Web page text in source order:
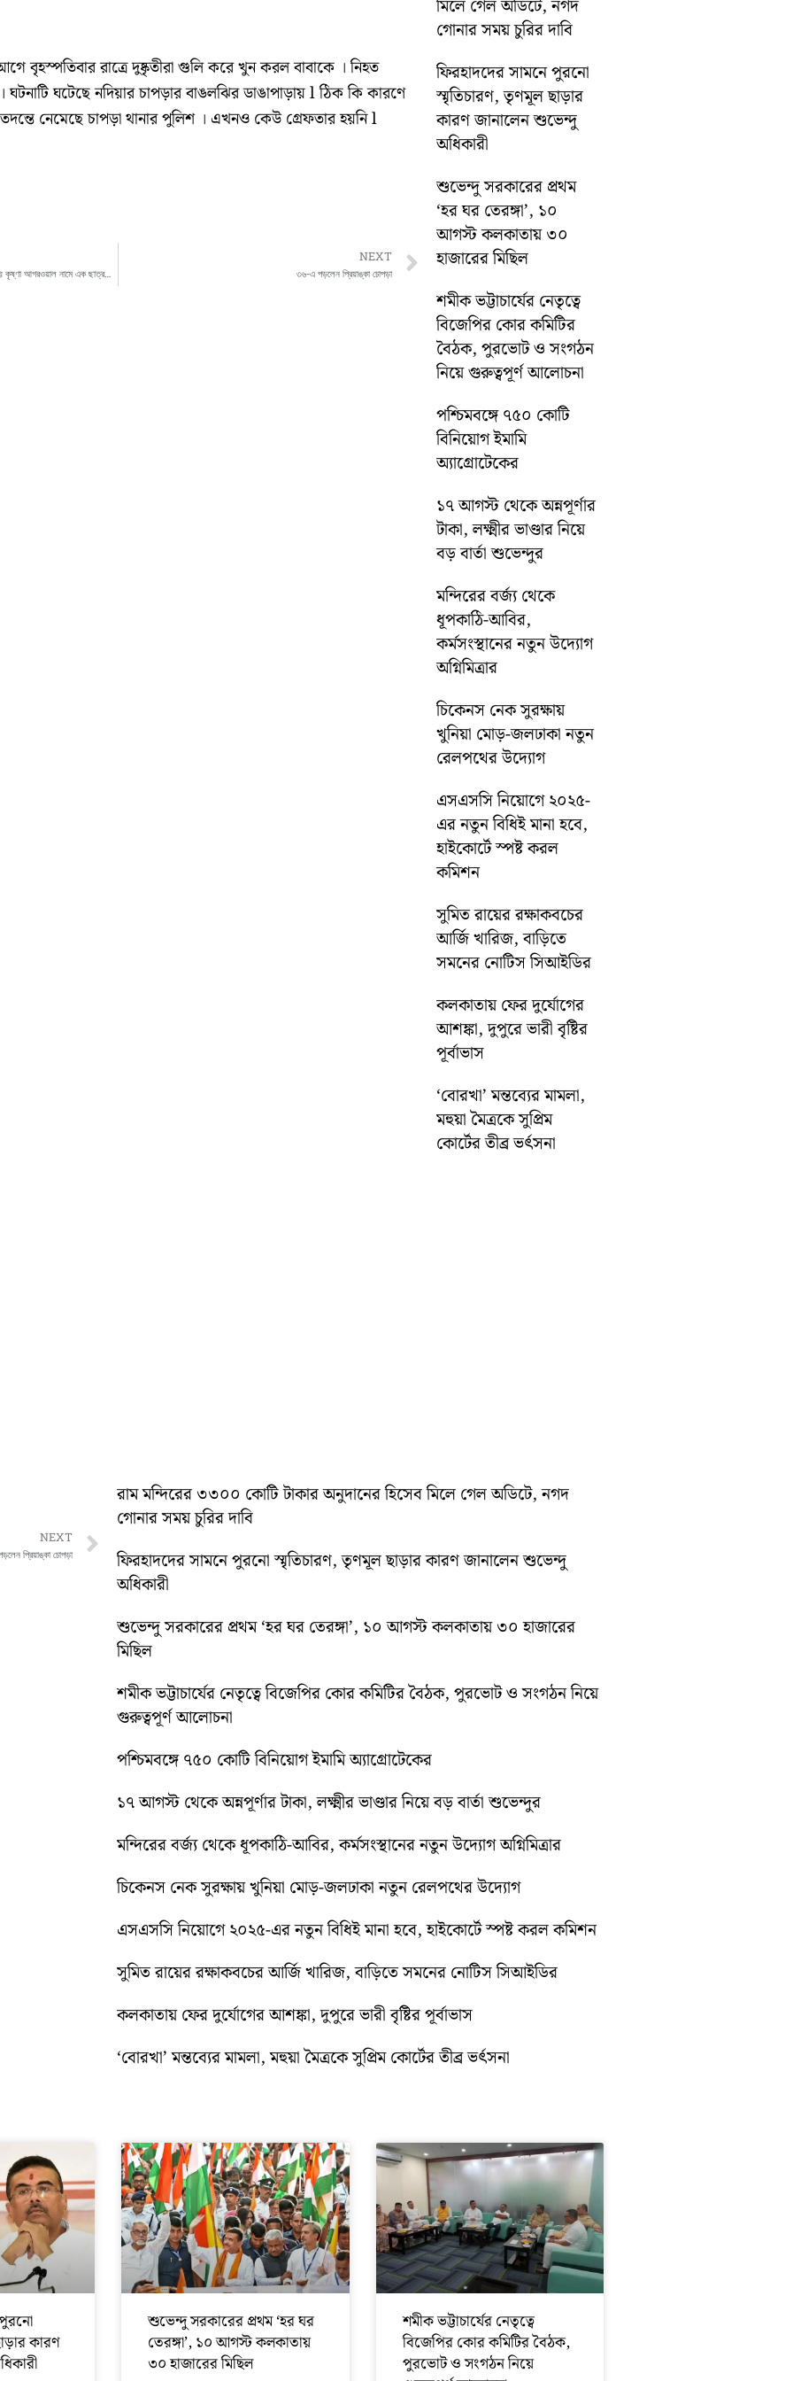
বৃহস্পতিবার রাত্রে দুষ্কৃতীরা গুলি করে খুন করল বাবাকে । নিহত
ঘটেছে নদিয়ার চাপড়ার বাঙলঝির ডাঙাপাড়ায় l ঠিক কি কারণে
নেমেছে চাপড়া থানার পুলিশ । এখনও কেউ গ্রেফতার হয়নি l
বহরমপুরে গীতারাম অ্যাকাডেমির একাদশ শ্রেণীর অভয় কৃষ্ণা আগরওয়াল নামে এক ছাত্রকে বেধরক মারধর ভ্যাইস প্রিন্সিপালের
NEXT
৩৬-এ পড়লেন প্রিয়াঙ্কা চোপড়া Next
মিলে গেল অডিটে, নগদ
গোনার সময় চুরির দাবি
ফিরহাদদের সামনে পুরনো
স্মৃতিচারণ, তৃণমূল ছাড়ার
কারণ জানালেন শুভেন্দু
অধিকারী
শুভেন্দু সরকারের প্রথম
‘হর ঘর তেরঙ্গা’, ১০
আগস্ট কলকাতায় ৩০
হাজারের মিছিল
শমীক ভট্টাচার্যের নেতৃত্বে
বিজেপির কোর কমিটির
বৈঠক, পুরভোট ও সংগঠন
নিয়ে গুরুত্বপূর্ণ আলোচনা
পশ্চিমবঙ্গে ৭৫০ কোটি
বিনিয়োগ ইমামি
অ্যাগ্রোটেকের
১৭ আগস্ট থেকে অন্নপূর্ণার
টাকা, লক্ষ্মীর ভাণ্ডার নিয়ে
বড় বার্তা শুভেন্দুর
মন্দিরের বর্জ্য থেকে
ধূপকাঠি-আবির,
কর্মসংস্থানের নতুন উদ্যোগ
অগ্নিমিত্রার
চিকেনস নেক সুরক্ষায়
খুনিয়া মোড়-জলঢাকা নতুন
রেলপথের উদ্যোগ
এসএসসি নিয়োগে ২০২৫-
এর নতুন বিধিই মানা হবে,
হাইকোর্টে স্পষ্ট করল
কমিশন
সুমিত রায়ের রক্ষাকবচের
আর্জি খারিজ, বাড়িতে
সমনের নোটিস সিআইডির
কলকাতায় ফের দুর্যোগের
আশঙ্কা, দুপুরে ভারী বৃষ্টির
পূর্বাভাস
‘বোরখা’ মন্তব্যের মামলা,
মহুয়া মৈত্রকে সুপ্রিম
কোর্টের তীব্র ভর্ৎসনা
NEXT
প্রিয়াঙ্কা চোপড়া Next
রাম মন্দিরের ৩৩০০ কোটি টাকার অনুদানের হিসেব মিলে গেল অডিটে, নগদ
গোনার সময় চুরির দাবি
ফিরহাদদের সামনে পুরনো স্মৃতিচারণ, তৃণমূল ছাড়ার কারণ জানালেন শুভেন্দু
অধিকারী
শুভেন্দু সরকারের প্রথম ‘হর ঘর তেরঙ্গা’, ১০ আগস্ট কলকাতায় ৩০ হাজারের
মিছিল
শমীক ভট্টাচার্যের নেতৃত্বে বিজেপির কোর কমিটির বৈঠক, পুরভোট ও সংগঠন নিয়ে
গুরুত্বপূর্ণ আলোচনা
পশ্চিমবঙ্গে ৭৫০ কোটি বিনিয়োগ ইমামি অ্যাগ্রোটেকের
১৭ আগস্ট থেকে অন্নপূর্ণার টাকা, লক্ষ্মীর ভাণ্ডার নিয়ে বড় বার্তা শুভেন্দুর
মন্দিরের বর্জ্য থেকে ধূপকাঠি-আবির, কর্মসংস্থানের নতুন উদ্যোগ অগ্নিমিত্রার
চিকেনস নেক সুরক্ষায় খুনিয়া মোড়-জলঢাকা নতুন রেলপথের উদ্যোগ
এসএসসি নিয়োগে ২০২৫-এর নতুন বিধিই মানা হবে, হাইকোর্টে স্পষ্ট করল কমিশন
সুমিত রায়ের রক্ষাকবচের আর্জি খারিজ, বাড়িতে সমনের নোটিস সিআইডির
কলকাতায় ফের দুর্যোগের আশঙ্কা, দুপুরে ভারী বৃষ্টির পূর্বাভাস
‘বোরখা’ মন্তব্যের মামলা, মহুয়া মৈত্রকে সুপ্রিম কোর্টের তীব্র ভর্ৎসনা
কারণ
শুভেন্দু সরকারের প্রথম ‘হর ঘর
তেরঙ্গা’, ১০ আগস্ট কলকাতায়
৩০ হাজারের মিছিল
শমীক ভট্টাচার্যের নেতৃত্বে
বিজেপির কোর কমিটির বৈঠক,
পুরভোট ও সংগঠন নিয়ে